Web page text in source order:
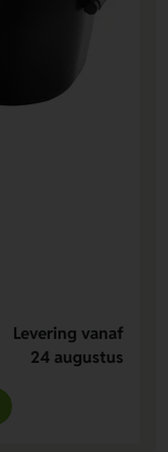
Levering vanaf
24 augustus